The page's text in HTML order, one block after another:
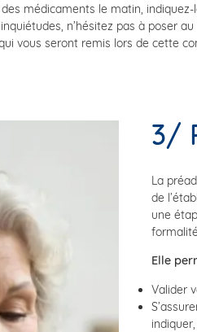
médicaments le matin,
n’hésitez pas à poser
vous seront remis lors de cette
3/
La
de
une
Elle
Valider